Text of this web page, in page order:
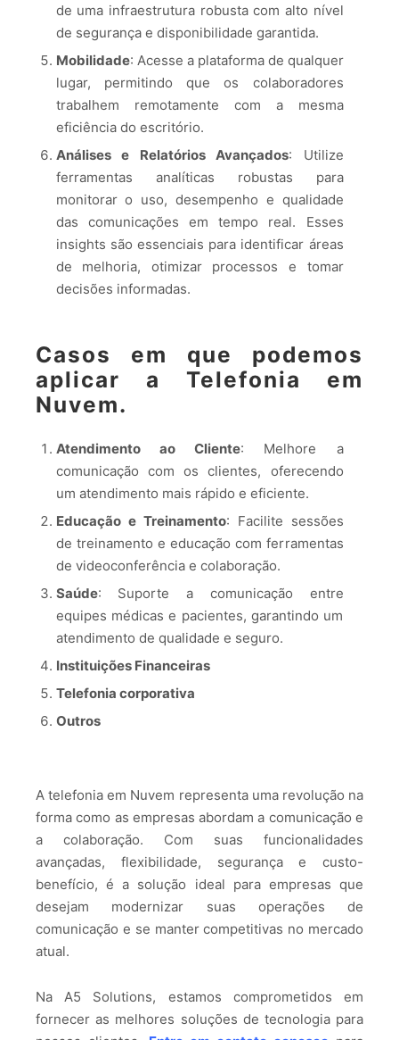
de uma infraestrutura robusta com alto nível
de segurança e disponibilidade garantida.
Mobilidade: Acesse a plataforma de qualquer
lugar, permitindo que os colaboradores
trabalhem remotamente com a mesma
eficiência do escritório.
Análises e Relatórios Avançados: Utilize
ferramentas analíticas robustas para
monitorar o uso, desempenho e qualidade
das comunicações em tempo real. Esses
insights são essenciais para identificar áreas
de melhoria, otimizar processos e tomar
decisões informadas.
Casos em que podemos
aplicar a Telefonia em
Nuvem.
Atendimento ao Cliente: Melhore a
comunicação com os clientes, oferecendo
um atendimento mais rápido e eficiente.
Educação e Treinamento: Facilite sessões
de treinamento e educação com ferramentas
de videoconferência e colaboração.
Saúde: Suporte a comunicação entre
equipes médicas e pacientes, garantindo um
atendimento de qualidade e seguro.
Instituições Financeiras
Telefonia corporativa
Outros
A telefonia em Nuvem representa uma revolução na
forma como as empresas abordam a comunicação e
a colaboração. Com suas funcionalidades
avançadas, flexibilidade, segurança e custo-
benefício, é a solução ideal para empresas que
desejam modernizar suas operações de
comunicação e se manter competitivas no mercado
atual.
Na A5 Solutions, estamos comprometidos em
fornecer as melhores soluções de tecnologia para